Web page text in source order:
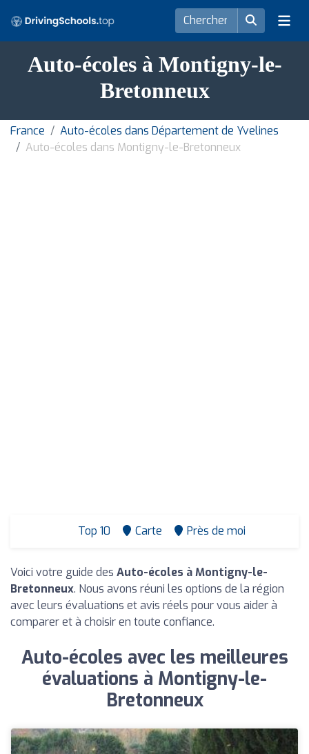
Auto-écoles à Montigny-le-
Bretonneux
France
Auto-écoles dans Département de Yvelines
Auto-écoles dans Montigny-le-Bretonneux
Top 10 Carte Près de moi
Voici votre guide des Auto-écoles à Montigny-le-
Bretonneux. Nous avons réuni les options de la région
avec leurs évaluations et avis réels pour vous aider à
comparer et à choisir en toute confiance.
Auto-écoles avec les meilleures
évaluations à Montigny-le-
Bretonneux